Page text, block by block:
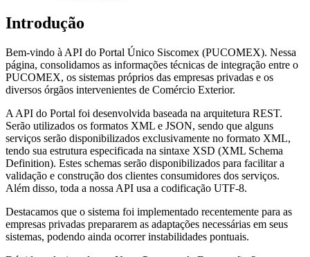
Introdução
Bem-vindo à API do Portal Único Siscomex (PUCOMEX). Nessa
página, consolidamos as informações técnicas de integração entre o
PUCOMEX, os sistemas próprios das empresas privadas e os
diversos órgãos intervenientes de Comércio Exterior.
A API do Portal foi desenvolvida baseada na arquitetura REST.
Serão utilizados os formatos XML e JSON, sendo que alguns
serviços serão disponibilizados exclusivamente no formato XML,
tendo sua estrutura especificada na sintaxe XSD (XML Schema
Definition). Estes schemas serão disponibilizados para facilitar a
validação e construção dos clientes consumidores dos serviços.
Além disso, toda a nossa API usa a codificação UTF-8.
Destacamos que o sistema foi implementado recentemente para as
empresas privadas prepararem as adaptações necessárias em seus
sistemas, podendo ainda ocorrer instabilidades pontuais.